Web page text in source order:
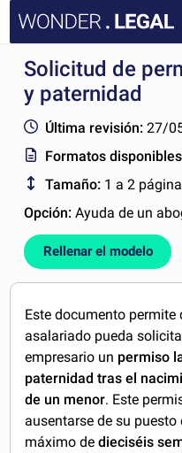
INICIO
FAQ
MI CUENTA
Solicitud de
y paternidad
Última revisión: 27/
Formatos
Tamaño: 1 a 2
Opción:Ayuda de un
Rellenar el modelo
Este documento
asalariado pueda
empresario un permiso
paternidad tras el
de un menor. Este
ausentarse de su
máximo dedieciséis